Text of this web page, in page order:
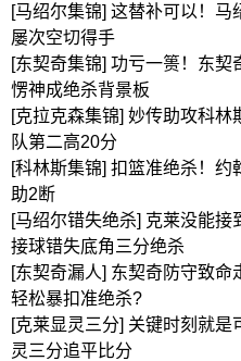
[马绍尔集锦] 这替补可以！
屡次空切得手
[东契奇集锦] 功亏一篑！东
愣神成绝杀背景板
[克拉克森集锦] 妙传助攻科
队第二高20分
[科林斯集锦] 扣篮准绝杀！
助2断
[马绍尔错失绝杀] 克莱没能
接球错失底角三分绝杀
[东契奇漏人] 东契奇防守致
轻松暴扣准绝杀?
[克莱显灵三分] 关键时刻就是
灵三分追平比分